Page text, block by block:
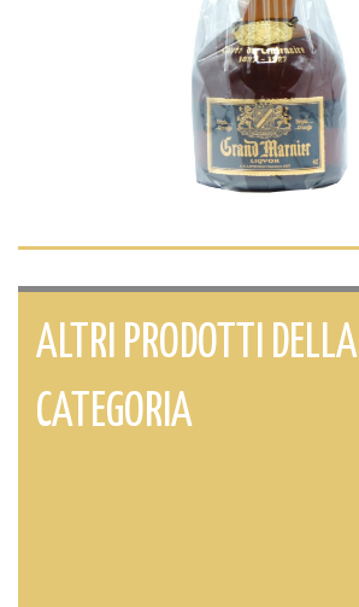
ALTRI PRODOTTI DELLA
CATEGORIA